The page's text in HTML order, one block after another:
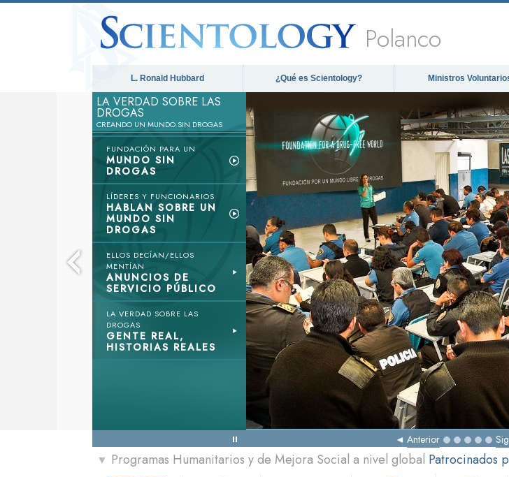
Polanco
L. Ronald Hubbard ¿Qué es Scientology? Ministros
LA VERDAD SOBRE LAS
DROGAS
CREANDO UN MUNDO SIN DROGAS
FUNDACIÓN PARA UN
MUNDO SIN
DROGAS
LÍDERES Y FUNCIONARIOS
HABLAN SOBRE UN
MUNDO SIN
DROGAS
ELLOS DECÍAN/ELLOS
MENTÍAN
ANUNCIOS DE
SERVICIO PÚBLICO
LA VERDAD SOBRE LAS
DROGAS
GENTE REAL,
HISTORIAS REALES
Anterior
▼ Programas Humanitarios y de Mejora Social a nivel global Patrocinados